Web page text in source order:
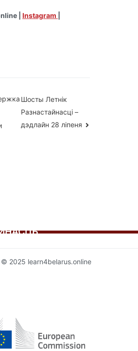
| Instagram
Шосты Летнік
Разнастайнасці –
дэдлайн 28 ліпеня
2025 learn4belarus.online